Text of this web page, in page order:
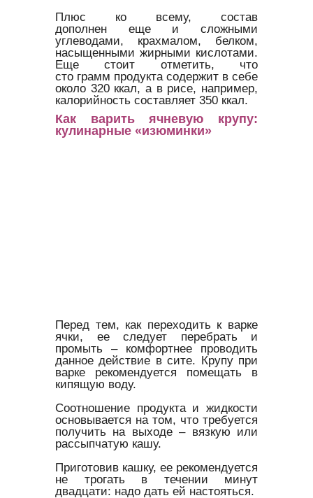
Плюс ко всему, состав
дополнен еще и сложными
углеводами, крахмалом, белком,
насыщенными жирными кислотами.
Еще стоит отметить, что
сто грамм продукта содержит в себе
около 320 ккал, а в рисе, например,
калорийность составляет 350 ккал.
Как варить ячневую крупу:
кулинарные «изюминки»
Перед тем, как переходить к варке
ячки, ее следует перебрать и
промыть – комфортнее проводить
данное действие в сите. Крупу при
варке рекомендуется помещать в
кипящую воду.
Соотношение продукта и жидкости
основывается на том, что требуется
получить на выходе – вязкую или
рассыпчатую кашу.
Приготовив кашку, ее рекомендуется
не трогать в течении минут
двадцати: надо дать ей настояться.